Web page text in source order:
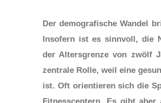
Der demografische Wandel
Insofern ist es sinnvoll, die
der Altersgrenze von zwölf
zentrale Rolle, weil eine
ist. Oft orientieren sich die